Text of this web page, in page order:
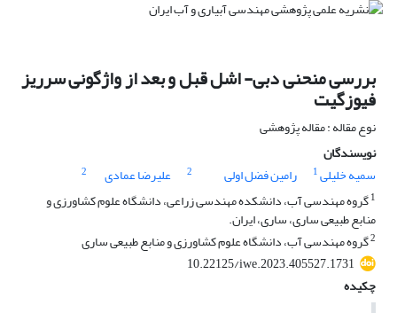
بررسی منحنی دبی- اشل قبل و بعد از واژگونی سرریز
فیوزگیت
نوع مقاله : مقاله پژوهشی
نویسندگان
سمیه خلیلی1 رامین فضل اولی 2 علیرضا عمادی
2
1گروه مهندسی آب، دانشکده مهندسی زراعی، دانشگاه علوم کشاورزی و
منابع طبیعی ساری، ساری، ایران.
2گروه مهندسی آب، دانشگاه علوم کشاورزی و منابع طبیعی ساری
10.22125/iwe.2023.405527.1731
چکیده